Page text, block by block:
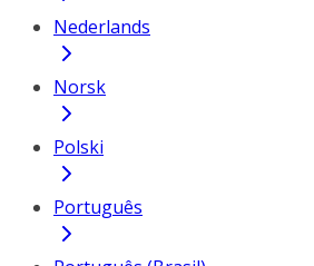
Nederlands
Norsk
Polski
Português